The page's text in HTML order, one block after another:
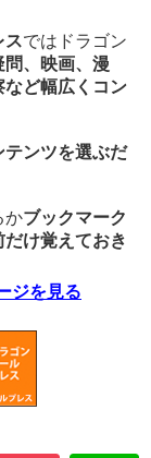
スではドラゴン
、映画、漫
など幅広くコン
ンツを選ぶだ
かブックマーク
け覚えておき
ジを見る